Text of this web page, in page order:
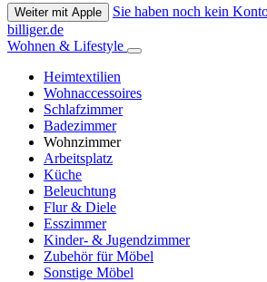
Weiter mit Apple
Sie haben noch kein
billiger.de
Wohnen & Lifestyle
Heimtextilien
Wohnaccessoires
Schlafzimmer
Badezimmer
Wohnzimmer
Arbeitsplatz
Küche
Beleuchtung
Flur & Diele
Esszimmer
Kinder- & Jugendzimmer
Zubehör für Möbel
Sonstige Möbel